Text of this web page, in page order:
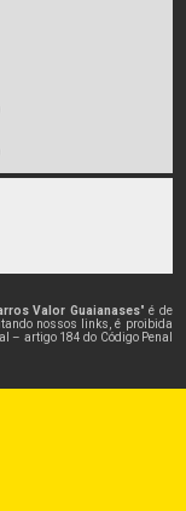
Valor Guaianases" é de
nossos links, é proibida
– artigo 184 do Código Penal